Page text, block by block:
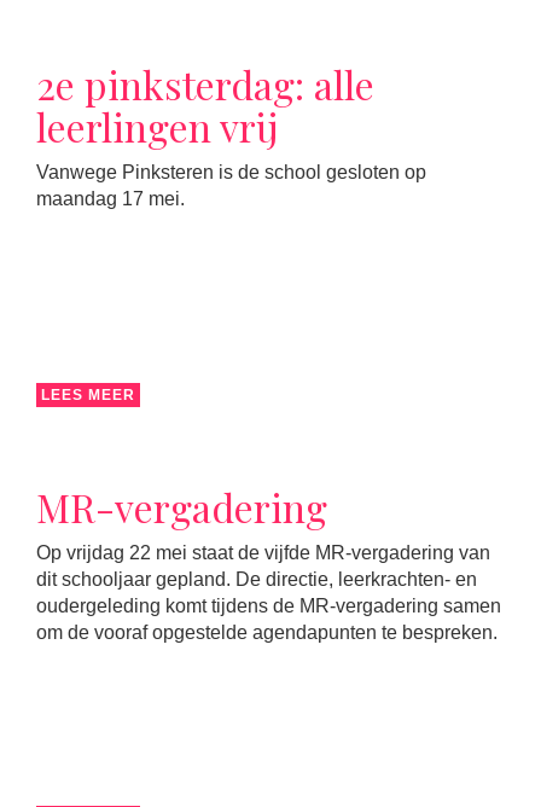
2e pinksterdag: alle
leerlingen vrij
Vanwege Pinksteren is de school gesloten op
maandag 17 mei.
LEES MEER
MR-vergadering
Op vrijdag 22 mei staat de vijfde MR-vergadering van
dit schooljaar gepland. De directie, leerkrachten- en
oudergeleding komt tijdens de MR-vergadering samen
om de vooraf opgestelde agendapunten te bespreken.